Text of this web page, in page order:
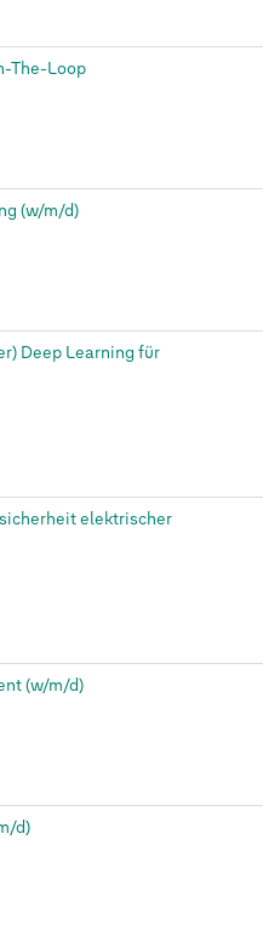
The-Loop
(w/m/d)
Deep Learning für
elektrischer
(w/m/d)
d)